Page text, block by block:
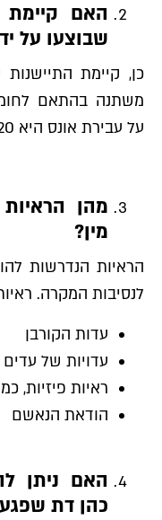
האם קיימת
שבוצעו על
כן, קיימת
משתנה בהתאם
על עבירת אונס היא 20 שנה.
מהן
מין?
הראיות הנדרשות
לנסיבות המקרה.
עדות הקורבן
עדויות של עדים
ראיות פיזיות,
הודאת הנאשם
האם ניתן
כהן דת שפגע